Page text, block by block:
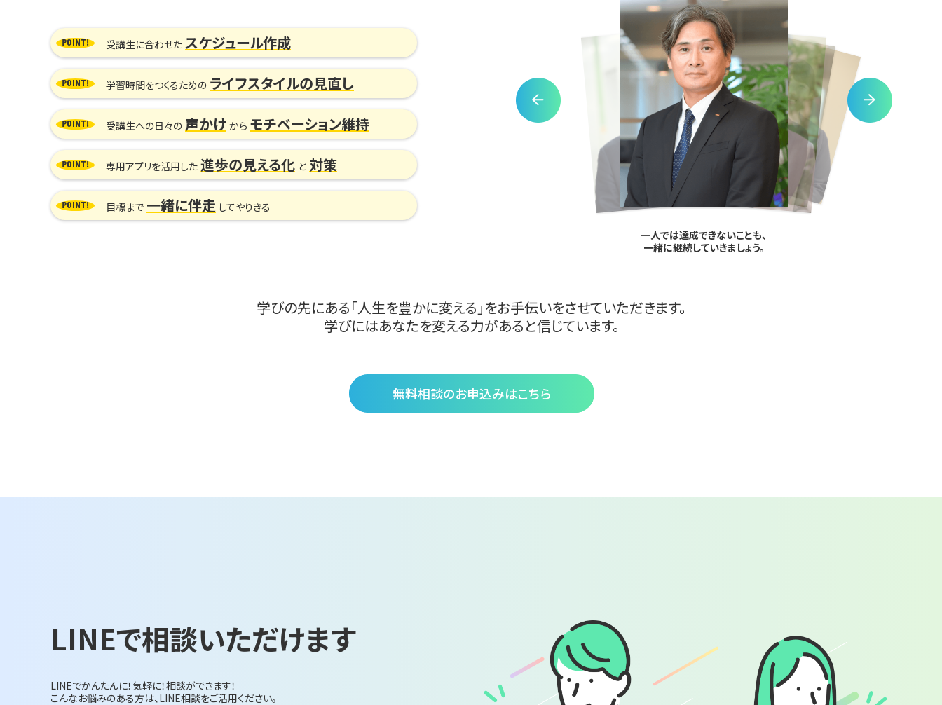
受講生に合わせた スケジュール作成
学習時間をつくるための ライフスタイルの見直し
受講生への日々の 声かけ から モチベーション維持
専用アプリを活用した 進歩の見える化 と 対策
目標まで 一緒に伴走 してやりきる
一人では達成できないことも、
一緒に継続していきましょう。
学びの先にある「人生を豊かに変える」をお手伝いをさせていただきます。
学びにはあなたを変える力があると信じています。
無料相談のお申込みはこちら
LINEで相談いただけます
LINEでかんたんに！気軽に！相談ができます！
こんなお悩みのある方は、LINE相談をご活用ください。